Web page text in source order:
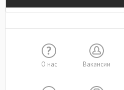
О нас Вакансии